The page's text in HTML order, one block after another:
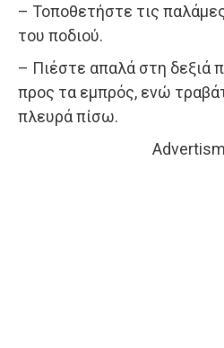
– Τοποθετήστε τις
του ποδιού.
– Πιέστε απαλά στη δεξιά
προς τα εμπρός, ενώ
πλευρά πίσω.